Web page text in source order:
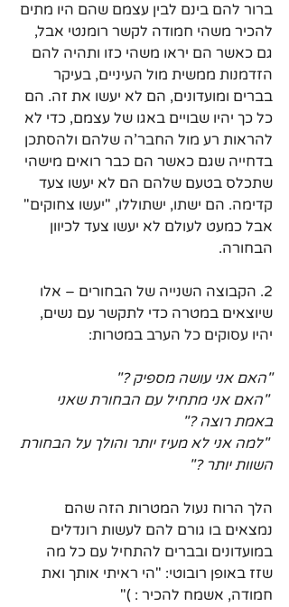
ברור להם בינם לבין עצמם שהם היו מתים
להכיר משהי חמודה לקשר רומנטי אבל,
גם כאשר הם יראו משהי כזו ותהיה להם
הזדמנות ממשית מול העיניים, בעיקר
בברים ומועדונים, הם לא יעשו את זה. הם
כל כך יהיו שבויים באגו של עצמם, כדי לא
להראות רע מול החבר'ה שלהם ולהסתכן
בדחייה שגם כאשר הם כבר רואים מישהי
שתכלס בטעם שלהם הם לא יעשו צעד
קדימה. הם ישתו, ישתוללו, "יעשו צחוקים"
אבל כמעט לעולם לא יעשו צעד לכיוון
הבחורה.
2. הקבוצה השנייה של הבחורים – אלו
שיוצאים במטרה כדי לתקשר עם נשים,
יהיו עסוקים כל הערב במטרות:
"האם אני עושה מספיק ?"
"האם אני מתחיל עם הבחורת שאני
באמת רוצה ?"
"למה אני לא מעיז יותר והולך על הבחורת
השוות יותר ?"
הלך הרוח נעול המטרות הזה שהם
נמצאים בו גורם להם לעשות רונדלים
במועדונים ובברים להתחיל עם כל מה
שזז באופן רובוטי: "הי ראיתי אותך ואת
חמודה, אשמח להכיר : )"